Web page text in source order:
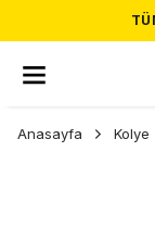
Anasayfa Kolye